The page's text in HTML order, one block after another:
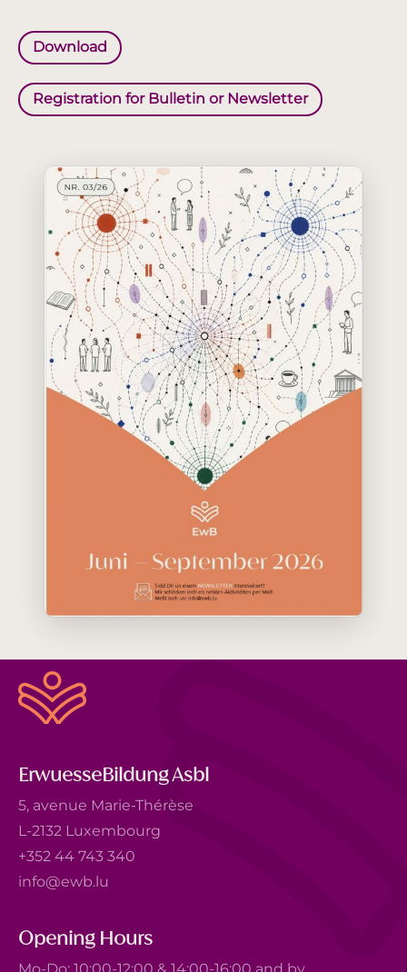
Download
Registration for Bulletin or Newsletter
ErwuesseBildung Asbl
5, avenue Marie-Thérèse
L-2132 Luxembourg
+352 44 743 340
info@ewb.lu
Opening Hours
Mo-Do: 10:00-12:00 & 14:00-16:00 and by